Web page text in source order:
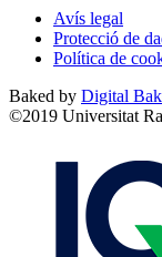
Avís legal
Protecció de
Política de
Baked by Digital
©2019 Universitat